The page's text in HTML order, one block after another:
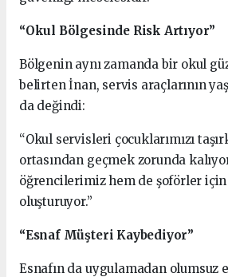
“Okul Bölgesinde Risk Artıyor”
Bölgenin aynı zamanda bir okul
belirten İnan, servis araçlarının
da değindi:
“Okul servisleri çocuklarımızı
ortasından geçmek zorunda
öğrencilerimiz hem de şoförler
oluşturuyor.”
“Esnaf Müşteri Kaybediyor”
Esnafın da uygulamadan